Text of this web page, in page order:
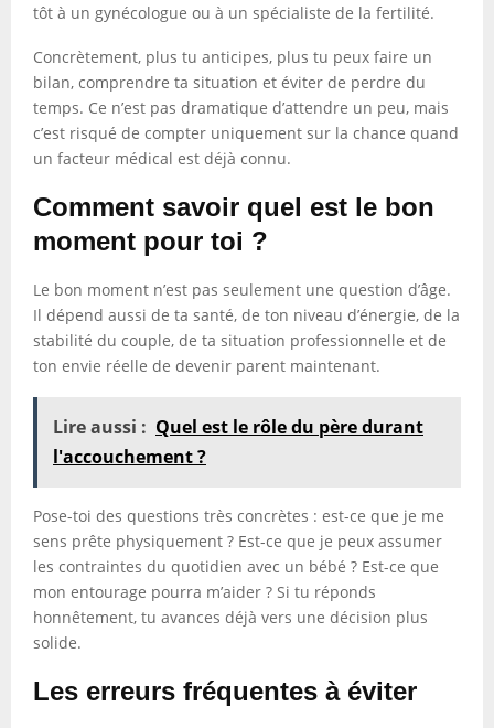
tôt à un gynécologue ou à un spécialiste de la fertilité.
Concrètement, plus tu anticipes, plus tu peux faire un
bilan, comprendre ta situation et éviter de perdre du
temps. Ce n’est pas dramatique d’attendre un peu, mais
c’est risqué de compter uniquement sur la chance quand
un facteur médical est déjà connu.
Comment savoir quel est le bon
moment pour toi ?
Le bon moment n’est pas seulement une question d’âge.
Il dépend aussi de ta santé, de ton niveau d’énergie, de la
stabilité du couple, de ta situation professionnelle et de
ton envie réelle de devenir parent maintenant.
Lire aussi : Quel est le rôle du père durant
l'accouchement ?
Pose-toi des questions très concrètes : est-ce que je me
sens prête physiquement ? Est-ce que je peux assumer
les contraintes du quotidien avec un bébé ? Est-ce que
mon entourage pourra m’aider ? Si tu réponds
honnêtement, tu avances déjà vers une décision plus
solide.
Les erreurs fréquentes à éviter